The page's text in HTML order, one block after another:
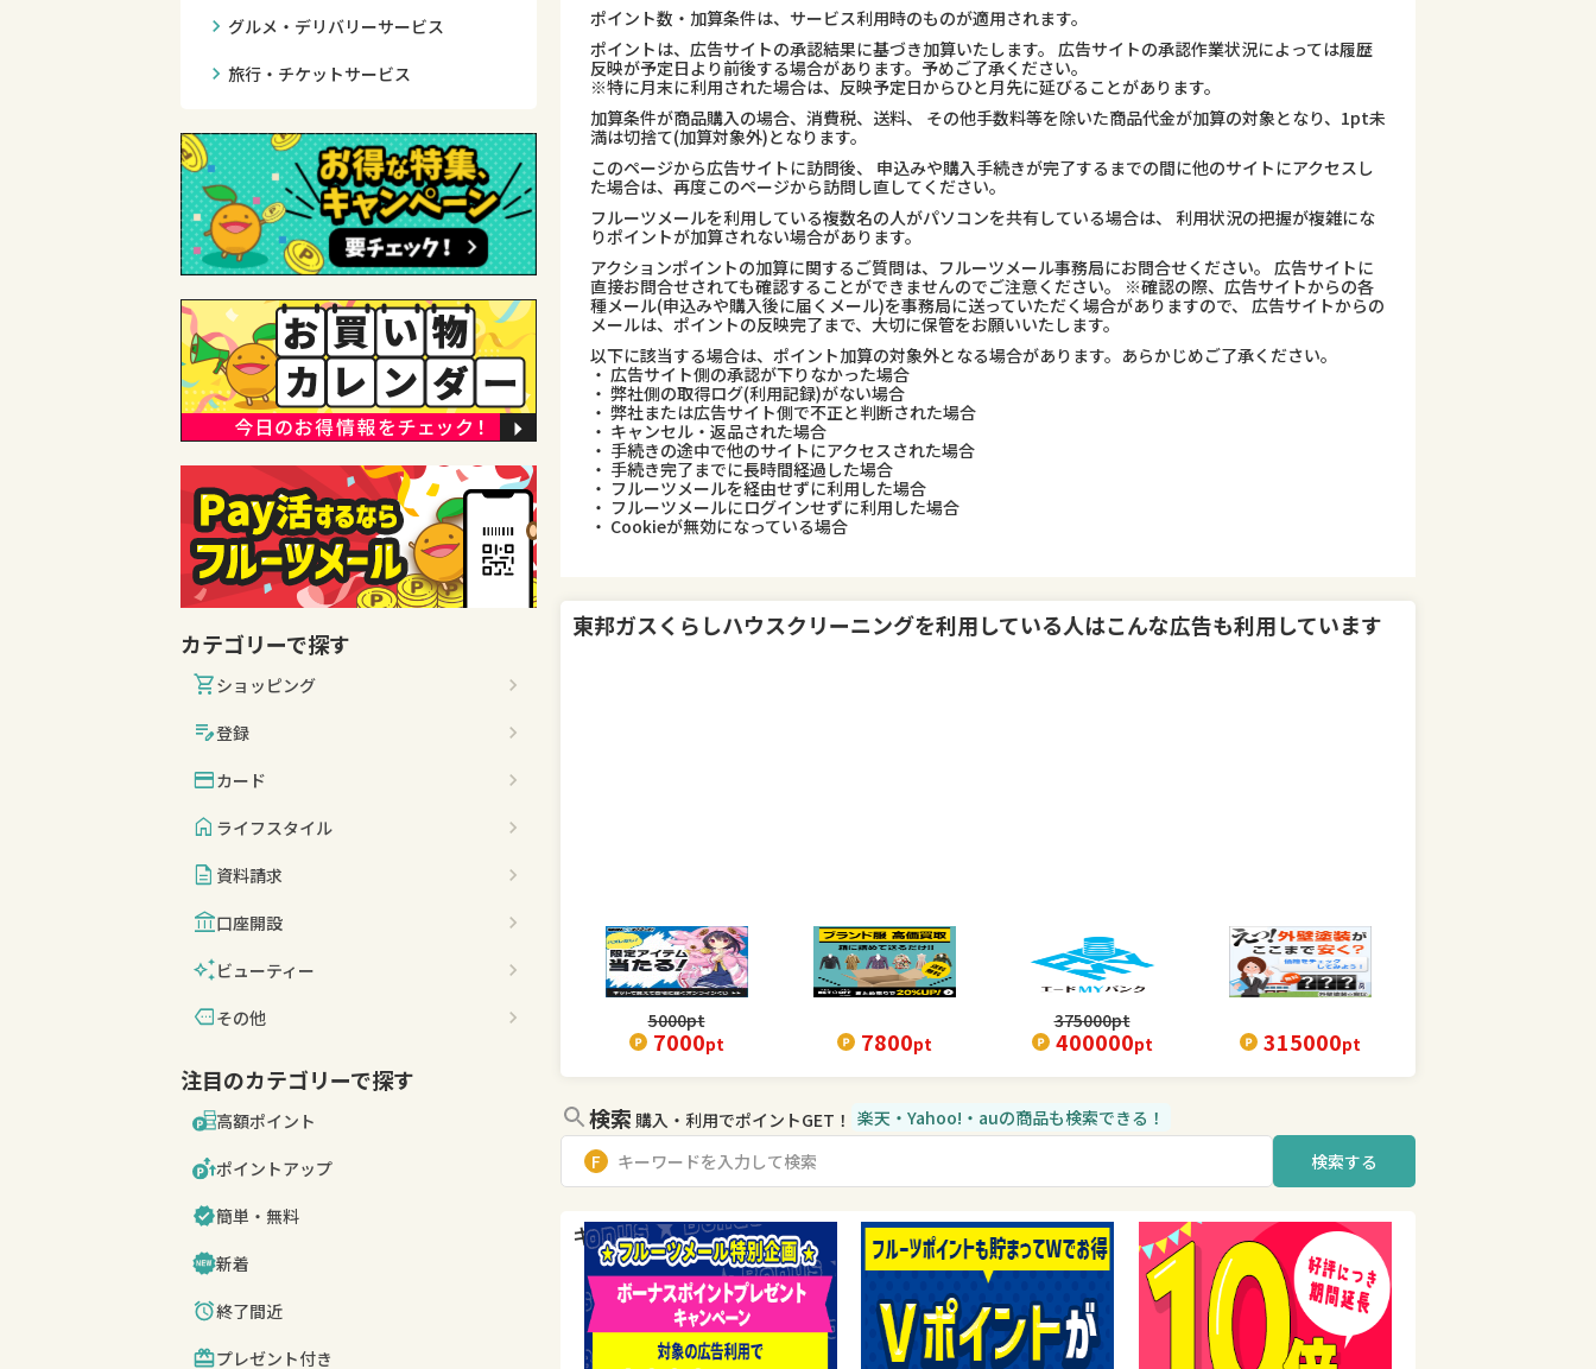
chevron_right グルメ・デリバリーサービス
chevron_right 旅行・チケットサービス
カテゴリーで探す
shopping_cartショッピング
edit_note登録
credit_cardカード
home ライフスタイル
description 資料請求
account_balance口座開設
auto_awesomeビューティー
moreその他
注目のカテゴリーで探す
高額ポイント
ポイントアップ
簡単・無料
新着
終了間近
プレゼント付き
ポイント数・加算条件は、サービス利用時のものが適用されます。
ポイントは、広告サイトの承認結果に基づき加算いたします。 広告サイトの承認作業状況によっては履歴
反映が予定日より前後する場合があります。予めご了承ください。
※特に月末に利用された場合は、反映予定日からひと月先に延びることがあります。
加算条件が商品購入の場合、消費税、送料、 その他手数料等を除いた商品代金が加算の対象となり、1pt未
満は切捨て(加算対象外)となります。
このページから広告サイトに訪問後、 申込みや購入手続きが完了するまでの間に他のサイトにアクセスし
た場合は、再度このページから訪問し直してください。
フルーツメールを利用している複数名の人がパソコンを共有している場合は、 利用状況の把握が複雑にな
りポイントが加算されない場合があります。
アクションポイントの加算に関するご質問は、フルーツメール事務局にお問合せください。 広告サイトに
直接お問合せされても確認することができませんのでご注意ください。 ※確認の際、広告サイトからの各
種メール(申込みや購入後に届くメール)を事務局に送っていただく場合がありますので、 広告サイトからの
メールは、ポイントの反映完了まで、大切に保管をお願いいたします。
以下に該当する場合は、ポイント加算の対象外となる場合があります。あらかじめご了承ください。
・ 広告サイト側の承認が下りなかった場合
・ 弊社側の取得ログ(利用記録)がない場合
・ 弊社または広告サイト側で不正と判断された場合
・ キャンセル・返品された場合
・ 手続きの途中で他のサイトにアクセスされた場合
・ 手続き完了までに長時間経過した場合
・ フルーツメールを経由せずに利用した場合
・ フルーツメールにログインせずに利用した場合
・ Cookieが無効になっている場合
東邦ガスくらしハウスクリーニングを利用している人はこんな広告も利用しています
5000pt
7000pt 7800pt
375000pt
400000pt 315000pt
検索 購入・利用でポイントGET！ 楽天・Yahoo!・auの商品も検索できる！
検索する
キャンペーン・特集